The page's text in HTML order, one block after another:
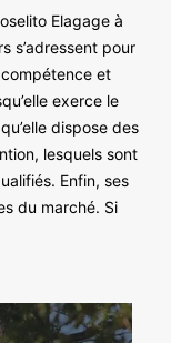
Elagage à
s’adressent pour
et
exerce le
dispose des
lesquels sont
Enfin, ses
du marché. Si